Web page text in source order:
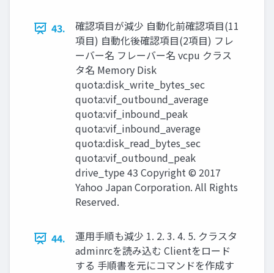
43.
確認項目が減少 自動化前確認項目(11
項目) 自動化後確認項目(2項目) フレ
ーバー名 フレーバー名 vcpu クラス
タ名 Memory Disk
quota:disk_write_bytes_sec
quota:vif_outbound_average
quota:vif_inbound_peak
quota:vif_inbound_average
quota:disk_read_bytes_sec
quota:vif_outbound_peak
drive_type 43 Copyright © 2017
Yahoo Japan Corporation. All Rights
Reserved.
44.
運用手順も減少 1. 2. 3. 4. 5. クラスタ
adminrcを読み込む Clientをロード
する 手順書を元にコマンドを作成す